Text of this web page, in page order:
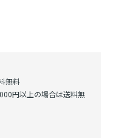
無料
円以上の場合は送料無